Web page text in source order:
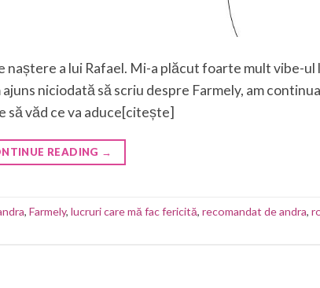
a lui Rafael. Mi-a plăcut foarte mult vibe-ul
niciodată să scriu despre Farmely, am
să văd ce va aduce[citește]
READING →
, Farmely, lucruri care mă fac fericită, recomandat de andra,